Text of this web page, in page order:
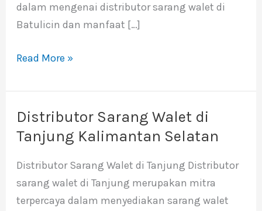
dalam mengenai distributor sarang walet di
Batulicin dan manfaat […]
Read More »
Distributor Sarang Walet di
Tanjung Kalimantan Selatan
Distributor Sarang Walet di Tanjung Distributor
sarang walet di Tanjung merupakan mitra
terpercaya dalam menyediakan sarang walet
Distributor
Sarang
di
Tanjung
Kalimantan